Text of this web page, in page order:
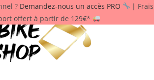
? Demandez-nous un accès PRO
| Frais
offert à partir de 129€*